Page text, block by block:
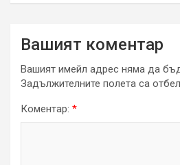
Вашият коментар
Вашият имейл адрес няма да
Задължителните полета са
Коментар: *